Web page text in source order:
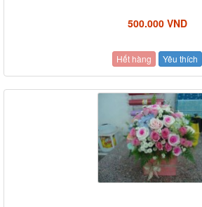
500.000 VND
Hết hàng Yêu thích